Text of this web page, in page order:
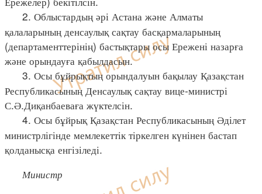
2. Облыстардың әрі Астана және Алматы
қалаларының денсаулық сақтау басқармаларының
(департаменттерінің) бастықтары осы Ережені назарға
және орындауға қабылдасын.
3. Осы бұйрықтың орындалуын бақылау Қазақстан
Республикасының Денсаулық сақтау вице-министрі
С.Ә.Диқанбаеваға жүктелсін.
4. Осы бұйрық Қазақстан Республикасының Әділет
министрлігінде мемлекеттік тіркелген күнінен бастап
қолданысқа енгізіледі.
Министр